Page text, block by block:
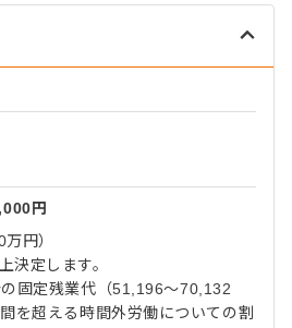
円
円）
決定します。
の固定残業代（51,196～70,132
を超える時間外労働についての割